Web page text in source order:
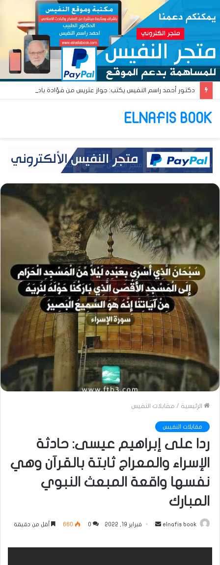
ELNAFIS BOOK
الرئيسية / مقابلات النفيس
مقابلات النفيس
ردا على إبراهيم عيسى: حادثة
الإسراء والمعراج ثابتة بالقرآن وهي
نفسها واقعة المبعث النبوي
المبارك
elnafis book
أرسل
إلكترونيا
فبراير 19, 2022 0
660 أقل من دقيقة